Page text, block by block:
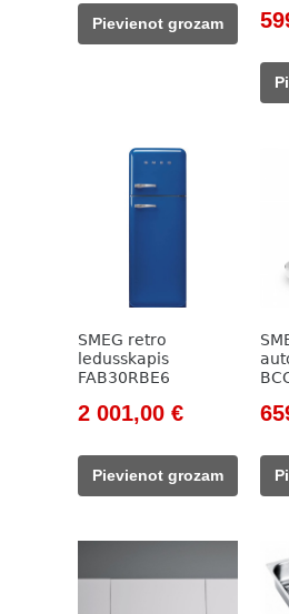
was:
422,00 €.
265,00 €.
Pievienot grozam
was:
SMEG retro
ledusskapis
FAB30RBE6
Original
was:
2
2 001,00 €Current
Pievienot grozam
was: